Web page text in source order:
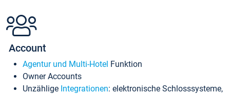
Account
Agentur und Multi-Hotel Funktion
Owner Accounts
Unzählige Integrationen: elektronische Schlosssysteme,